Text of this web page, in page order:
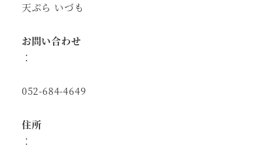
天ぷら いづも
お問い合わせ
：
052-684-4649
住所
：